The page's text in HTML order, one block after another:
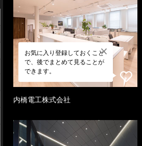
お気に入り登録しておくこと
で、後でまとめて見ることが
できます。
内橋電工株式会社